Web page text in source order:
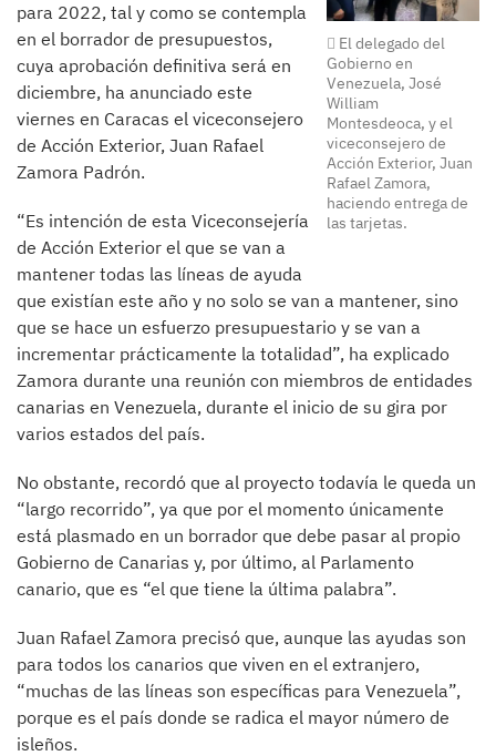
El delegado del
Gobierno en
Venezuela, José
William
Montesdeoca, y el
viceconsejero de
Acción Exterior, Juan
Rafael Zamora,
haciendo entrega de
las tarjetas.
para 2022, tal y como se contempla
en el borrador de presupuestos,
cuya aprobación definitiva será en
diciembre, ha anunciado este
viernes en Caracas el viceconsejero
de Acción Exterior, Juan Rafael
Zamora Padrón.
“Es intención de esta Viceconsejería
de Acción Exterior el que se van a
mantener todas las líneas de ayuda
que existían este año y no solo se van a mantener, sino
que se hace un esfuerzo presupuestario y se van a
incrementar prácticamente la totalidad”, ha explicado
Zamora durante una reunión con miembros de entidades
canarias en Venezuela, durante el inicio de su gira por
varios estados del país.
No obstante, recordó que al proyecto todavía le queda un
“largo recorrido”, ya que por el momento únicamente
está plasmado en un borrador que debe pasar al propio
Gobierno de Canarias y, por último, al Parlamento
canario, que es “el que tiene la última palabra”.
Juan Rafael Zamora precisó que, aunque las ayudas son
para todos los canarios que viven en el extranjero,
“muchas de las líneas son específicas para Venezuela”,
porque es el país donde se radica el mayor número de
isleños.